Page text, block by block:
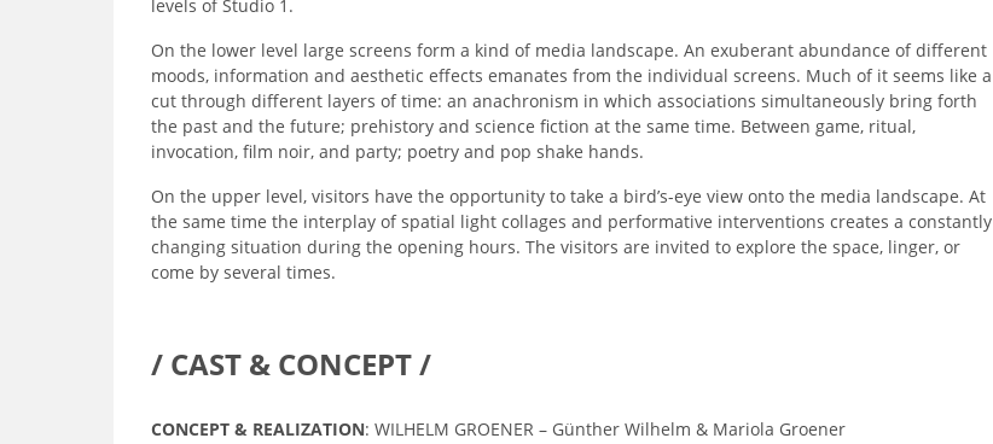
levels of Studio 1.
On the lower level large screens form a kind of media landscape. An exuberant abundance of different
moods, information and aesthetic effects emanates from the individual screens. Much of it seems like a
cut through different layers of time: an anachronism in which associations simultaneously bring forth
the past and the future; prehistory and science fiction at the same time. Between game, ritual,
invocation, film noir, and party; poetry and pop shake hands.
On the upper level, visitors have the opportunity to take a bird’s-eye view onto the media landscape. At
the same time the interplay of spatial light collages and performative interventions creates a constantly
changing situation during the opening hours. The visitors are invited to explore the space, linger, or
come by several times.
/ CAST & CONCEPT /
CONCEPT & REALIZATION: WILHELM GROENER – Günther Wilhelm & Mariola Groener